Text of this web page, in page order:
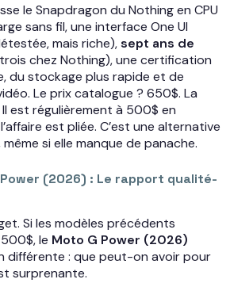
le Snapdragon du Nothing en CPU
sans fil, une interface One UI
mais riche),sept ans de
chez Nothing), une certification
du stockage plus rapide et de
Le prix catalogue ? 650$. La
est régulièrement à 500$ en
est pliée. C’est une alternative
si elle manque de panache.
(2026) : Le rapport qualité-
Si les modèles précédents
le Moto G Power (2026)
différente : que peut-on avoir pour
surprenante.